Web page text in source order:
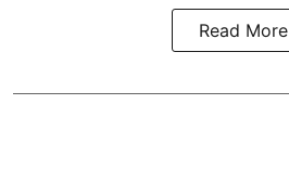
Read More